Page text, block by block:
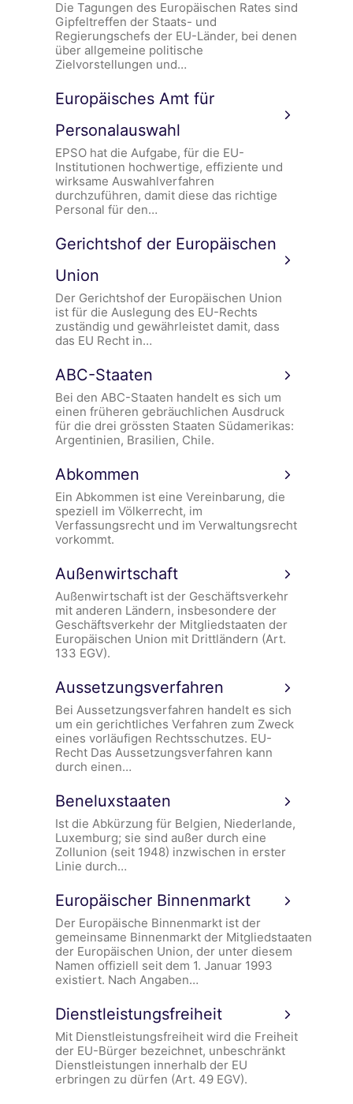
Die Tagungen des Europäischen Rates sind
Gipfeltreffen der Staats- und
Regierungschefs der EU-Länder, bei denen
über allgemeine politische
Zielvorstellungen und…
Europäisches Amt für
Personalauswahl
EPSO hat die Aufgabe, für die EU-
Institutionen hochwertige, effiziente und
wirksame Auswahlverfahren
durchzuführen, damit diese das richtige
Personal für den…
Gerichtshof der Europäischen
Union
Der Gerichtshof der Europäischen Union
ist für die Auslegung des EU-Rechts
zuständig und gewährleistet damit, dass
das EU Recht in…
ABC-Staaten
Bei den ABC-Staaten handelt es sich um
einen früheren gebräuchlichen Ausdruck
für die drei grössten Staaten Südamerikas:
Argentinien, Brasilien, Chile.
Abkommen
Ein Abkommen ist eine Vereinbarung, die
speziell im Völkerrecht, im
Verfassungsrecht und im Verwaltungsrecht
vorkommt.
Außenwirtschaft
Außenwirtschaft ist der Geschäftsverkehr
mit anderen Ländern, insbesondere der
Geschäftsverkehr der Mitgliedstaaten der
Europäischen Union mit Drittländern (Art.
133 EGV).
Aussetzungsverfahren
Bei Aussetzungsverfahren handelt es sich
um ein gerichtliches Verfahren zum Zweck
eines vorläufigen Rechtsschutzes. EU-
Recht Das Aussetzungsverfahren kann
durch einen…
Beneluxstaaten
Ist die Abkürzung für Belgien, Niederlande,
Luxemburg; sie sind außer durch eine
Zollunion (seit 1948) inzwischen in erster
Linie durch…
Europäischer Binnenmarkt
Der Europäische Binnenmarkt ist der
gemeinsame Binnenmarkt der Mitgliedstaaten
der Europäischen Union, der unter diesem
Namen offiziell seit dem 1. Januar 1993
existiert. Nach Angaben…
Dienstleistungsfreiheit
Mit Dienstleistungsfreiheit wird die Freiheit
der EU-Bürger bezeichnet, unbeschränkt
Dienstleistungen innerhalb der EU
erbringen zu dürfen (Art. 49 EGV).